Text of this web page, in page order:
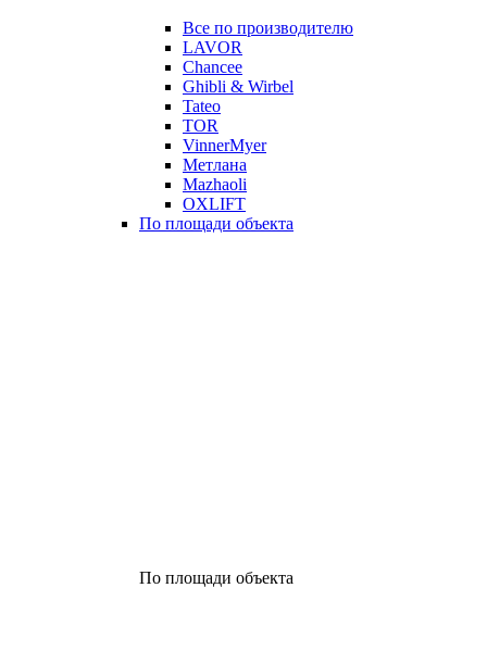
Все по производителю
LAVOR
Chancee
Ghibli & Wirbel
Tateo
TOR
VinnerMyer
Метлана
Mazhaoli
OXLIFT
По площади объекта
По площади объекта